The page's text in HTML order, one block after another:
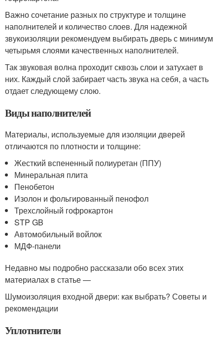
Важно сочетание разных по структуре и толщине
наполнителей и количество слоев. Для надежной
звукоизоляции рекомендуем выбирать дверь с минимум
четырьмя слоями качественных наполнителей.
Так звуковая волна проходит сквозь слои и затухает в
них. Каждый слой забирает часть звука на себя, а часть
отдает следующему слою.
Виды наполнителей
Материалы, используемые для изоляции дверей
отличаются по плотности и толщине:
Жесткий вспененный полиуретан (ППУ)
Минеральная плита
Пенобетон
Изолон и фольгированный пенофол
Трехслойный гофрокартон
STP GB
Автомобильный войлок
МДФ-панели
Недавно мы подробно рассказали обо всех этих
материалах в статье —
Шумоизоляция входной двери: как выбрать? Советы и
рекомендации
Уплотнители